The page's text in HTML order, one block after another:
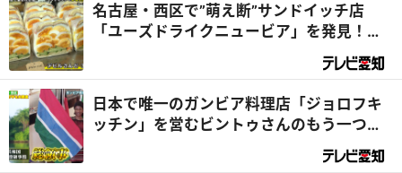
名古屋・西区で”萌え断”サンドイッチ店
「ユーズドライクニュービア」を発見！店
主の夢がデラメチャすごかった！『デラメ
日本で唯一のガンビア料理店「ジョロフキ
ッチン」を営むビントゥさんのもう一つの
顔は『総領事』⁉｜デラメチャ気になる！